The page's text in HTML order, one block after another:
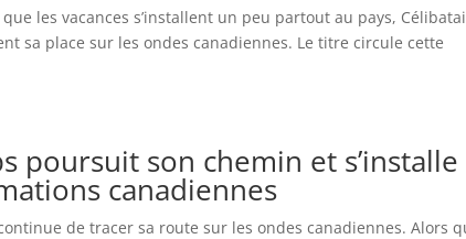
les vacances s’installent un peu partout au pays,
sa place sur les ondes canadiennes. Le titre circule cette
poursuit son chemin et s’installe
canadiennes
de tracer sa route sur les ondes canadiennes. Alors